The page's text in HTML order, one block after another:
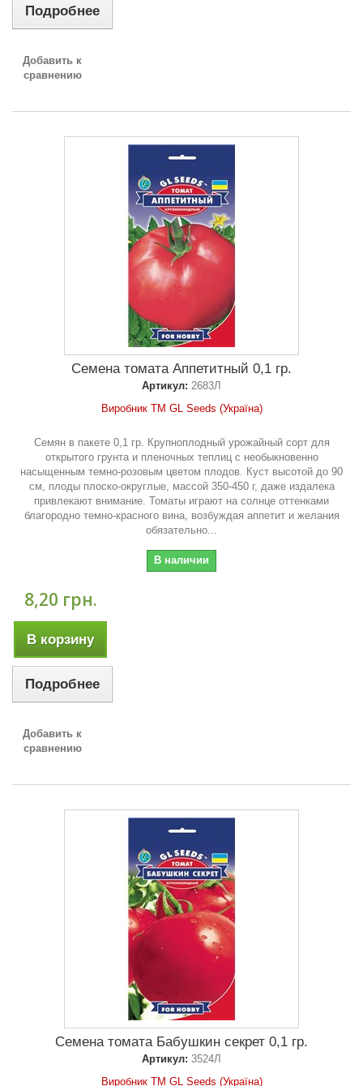
Подробнее
Добавить к
сравнению
Семена томата Аппетитный 0,1 гр.
Артикул: 2683Л
Виробник ТМ GL Seeds (Україна)
Семян в пакете 0,1 гр. Крупноплодный урожайный сорт для
открытого грунта и пленочных теплиц с необыкновенно
насыщенным темно-розовым цветом плодов. Куст высотой до 90
см, плоды плоско-округлые, массой 350-450 г, даже издалека
привлекают внимание. Томаты играют на солнце оттенками
благородно темно-красного вина, возбуждая аппетит и желания
обязательно...
В наличии
8,20 грн.
В корзину
Подробнее
Добавить к
сравнению
Семена томата Бабушкин секрет 0,1 гр.
Артикул: 3524Л
Виробник ТМ GL Seeds (Україна)